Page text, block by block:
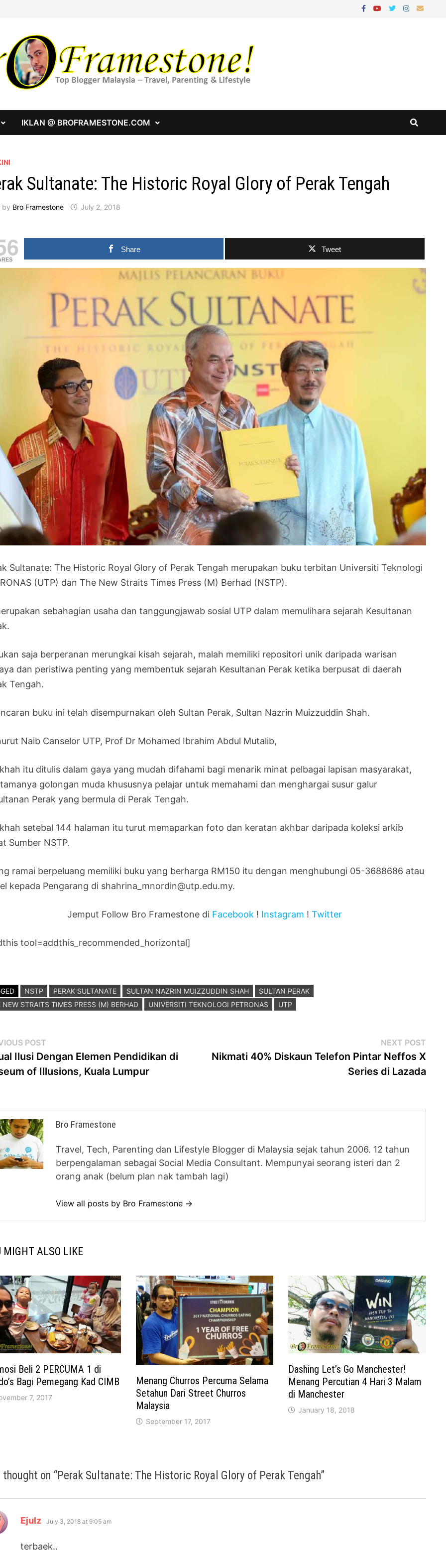
IKLAN @ BROFRAMESTONE.COM
Sultanate: The Historic Royal Glory of Perak Tengah
by Bro Framestone July 2, 2018
Share Tweet
Sultanate: The Historic Royal Glory of Perak Tengah merupakan buku terbitan Universiti Teknologi
(UTP) dan The New Straits Times Press (M) Berhad (NSTP).
sebahagian usaha dan tanggungjawab sosial UTP dalam memulihara sejarah Kesultanan
saja berperanan merungkai kisah sejarah, malah memiliki repositori unik daripada warisan
dan peristiwa penting yang membentuk sejarah Kesultanan Perak ketika berpusat di daerah
Tengah.
buku ini telah disempurnakan oleh Sultan Perak, Sultan Nazrin Muizzuddin Shah.
Naib Canselor UTP, Prof Dr Mohamed Ibrahim Abdul Mutalib,
itu ditulis dalam gaya yang mudah difahami bagi menarik minat pelbagai lapisan masyarakat,
golongan muda khususnya pelajar untuk memahami dan menghargai susur galur
Perak yang bermula di Perak Tengah.
setebal 144 halaman itu turut memaparkan foto dan keratan akhbar daripada koleksi arkib
Sumber NSTP.
ramai berpeluang memiliki buku yang berharga RM150 itu dengan menghubungi 05-3688686 atau
kepada Pengarang di shahrina_mnordin@utp.edu.my.
Jemput Follow Bro Framestone di Facebook ! Instagram ! Twitter
tool=addthis_recommended_horizontal]
NSTP PERAK SULTANATE SULTAN NAZRIN MUIZZUDDIN SHAH
SULTAN PERAK
NEW STRAITS TIMES PRESS (M) BERHAD
UNIVERSITI TEKNOLOGI PETRONAS UTP
POST
post:
Ilusi Dengan Elemen Pendidikan di
of Illusions, Kuala Lumpur
NEXT POSTNext
Nikmati 40% Diskaun Telefon Pintar Neffos X
Series di Lazada
Bro Framestone
Travel, Tech, Parenting dan Lifestyle Blogger di Malaysia sejak tahun 2006. 12 tahun
berpengalaman sebagai Social Media Consultant. Mempunyai seorang isteri dan 2
orang anak (belum plan nak tambah lagi)
View all posts by Bro Framestone →
MIGHT ALSO LIKE
Beli 2 PERCUMA 1 di
Bagi Pemegang Kad CIMB
7, 2017
Menang Churros Percuma Selama
Setahun Dari Street Churros
Malaysia
September 17, 2017
Dashing Let’s Go Manchester!
Menang Percutian 4 Hari 3 Malam
di Manchester
January 18, 2018
thought on “Perak Sultanate: The Historic Royal Glory of Perak Tengah”
Ejulz says:
July 3, 2018 at 9:05 am
terbaek..